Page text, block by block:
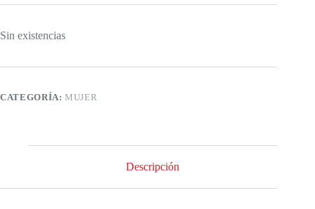
Sin existencias
CATEGORÍA:MUJER
Descripción